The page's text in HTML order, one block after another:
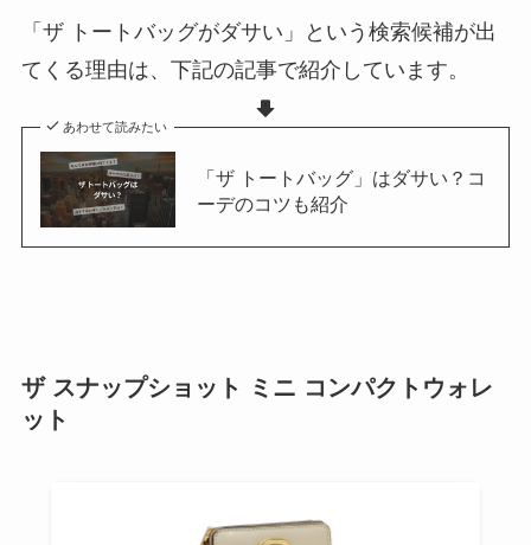
「ザ トートバッグがダサい」という検索候補が出
てくる理由は、下記の記事で紹介しています。
あわせて読みたい
「ザ トートバッグ」はダサい？コ
ーデのコツも紹介
ザ スナップショット ミニ コンパクトウォレ
ット